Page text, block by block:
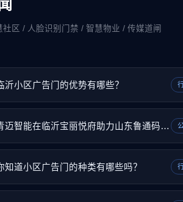
区 / 人脸识别门禁 / 智慧物业 / 传媒道闸
沂小区广告门的优势有哪些？
青迈智能在临沂宝丽悦府助力山东鲁通码推广
知道小区广告门的种类有哪些吗？